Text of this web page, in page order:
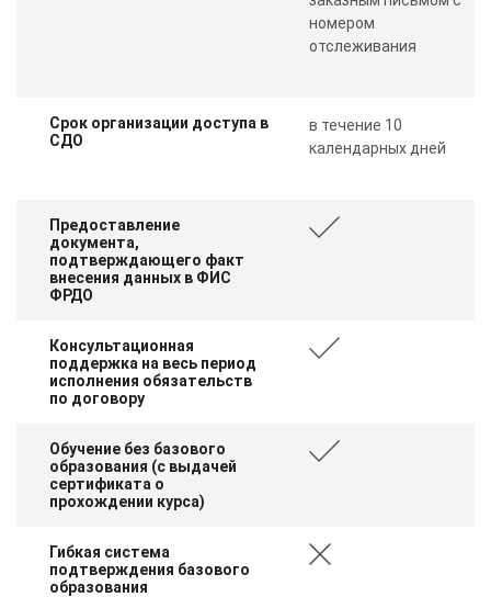
номером
отслеживания
Срок организации доступа в
СДО
в течение 10
календарных дней
Предоставление
документа,
подтверждающего факт
внесения данных в ФИС
ФРДО
Консультационная
поддержка на весь период
исполнения обязательств
по договору
Обучение без базового
образования (с выдачей
сертификата о
прохождении курса)
Гибкая система
подтверждения базового
образования